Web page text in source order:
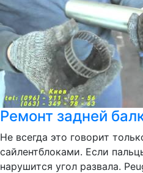
Ремонт задней
Не всегда это говорит
сайлентблоками. Если
нарушится угол развала.